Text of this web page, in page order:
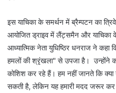
इस याचिका के समर्थन में ब्रैम्पटन का
आयोजित ड्राइव में लैंट्समैन और याचिका
आध्यात्मिक नेता युधिष्ठिर धनराज ने कहा
हमलों की श्रृंखला" से उपजा है। उन्होंने
कोशिश कर रहे हैं। हम नहीं जानते कि क्या
सकती है, लेकिन यह हमारी मदद जरूर